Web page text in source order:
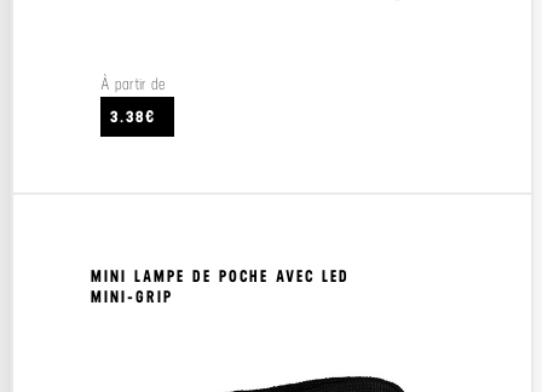
À partir de
3.38€
MINI LAMPE DE POCHE AVEC LED
MINI-GRIP